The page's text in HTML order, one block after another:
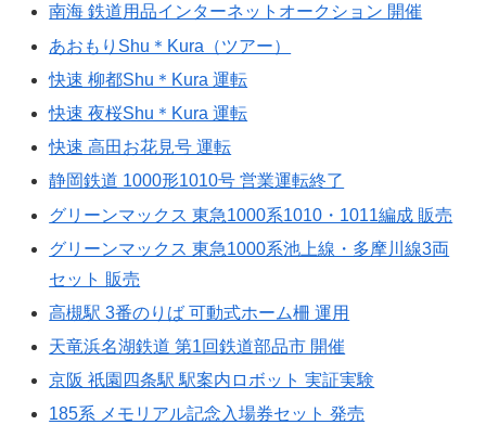
南海 鉄道用品インターネットオークション 開催
あおもりShu＊Kura（ツアー）
快速 柳都Shu＊Kura 運転
快速 夜桜Shu＊Kura 運転
快速 高田お花見号 運転
静岡鉄道 1000形1010号 営業運転終了
グリーンマックス 東急1000系1010・1011編成 販売
グリーンマックス 東急1000系池上線・多摩川線3両
セット 販売
高槻駅 3番のりば 可動式ホーム柵 運用
天竜浜名湖鉄道 第1回鉄道部品市 開催
京阪 祇園四条駅 駅案内ロボット 実証実験
185系 メモリアル記念入場券セット 発売